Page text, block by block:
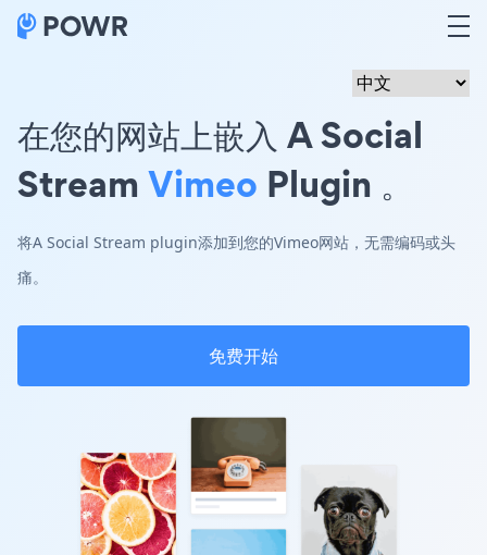
在您的网站上嵌入 A Social
Stream Vimeo Plugin 。
将A Social Stream plugin添加到您的Vimeo网站，无需编码或头
痛。
免费开始